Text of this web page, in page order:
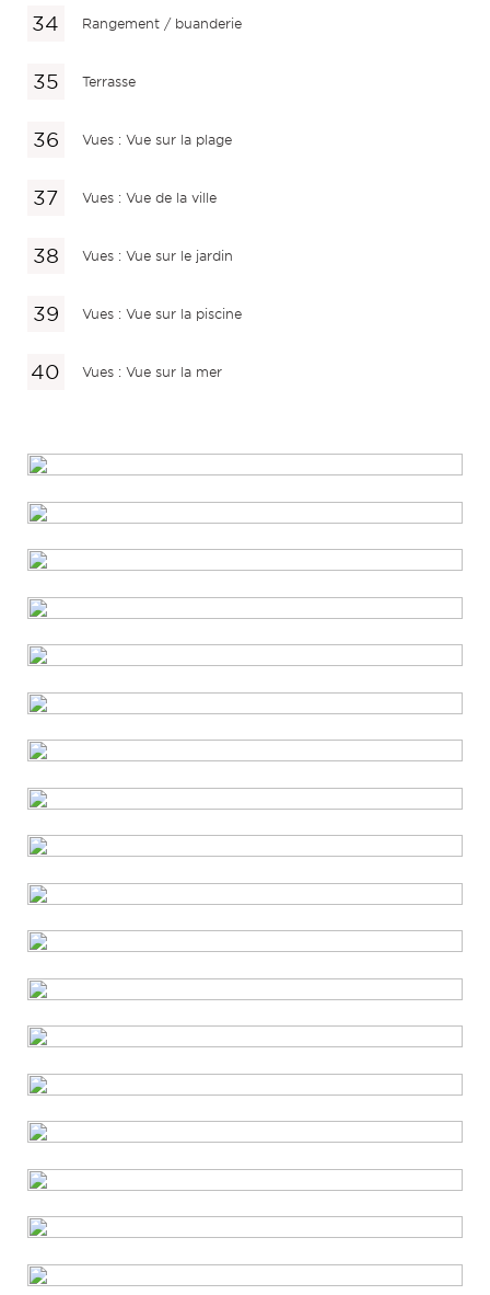
Rangement / buanderie
Terrasse
Vues : Vue sur la plage
Vues : Vue de la ville
Vues : Vue sur le jardin
Vues : Vue sur la piscine
Vues : Vue sur la mer